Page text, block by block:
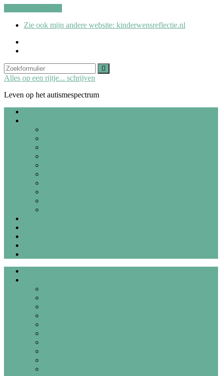
Zie ook mijn andere website: kinderwensreflectie.nl
Alles op een rijtje... schrijven
Leven op het autismespectrum